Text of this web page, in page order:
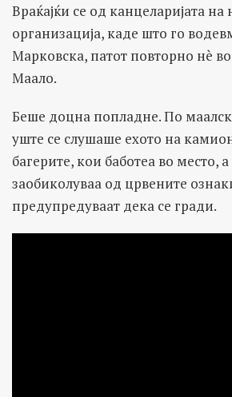
Враќајќи се од канцеларијата на
организација, каде што го
Марковска, патот повторно нè
Маало.
Беше доцна попладне. По
уште се слушаше ехото на
багерите, кои баботеа во место,
заобиколуваа од црвените
предупредуваат дека се гради.